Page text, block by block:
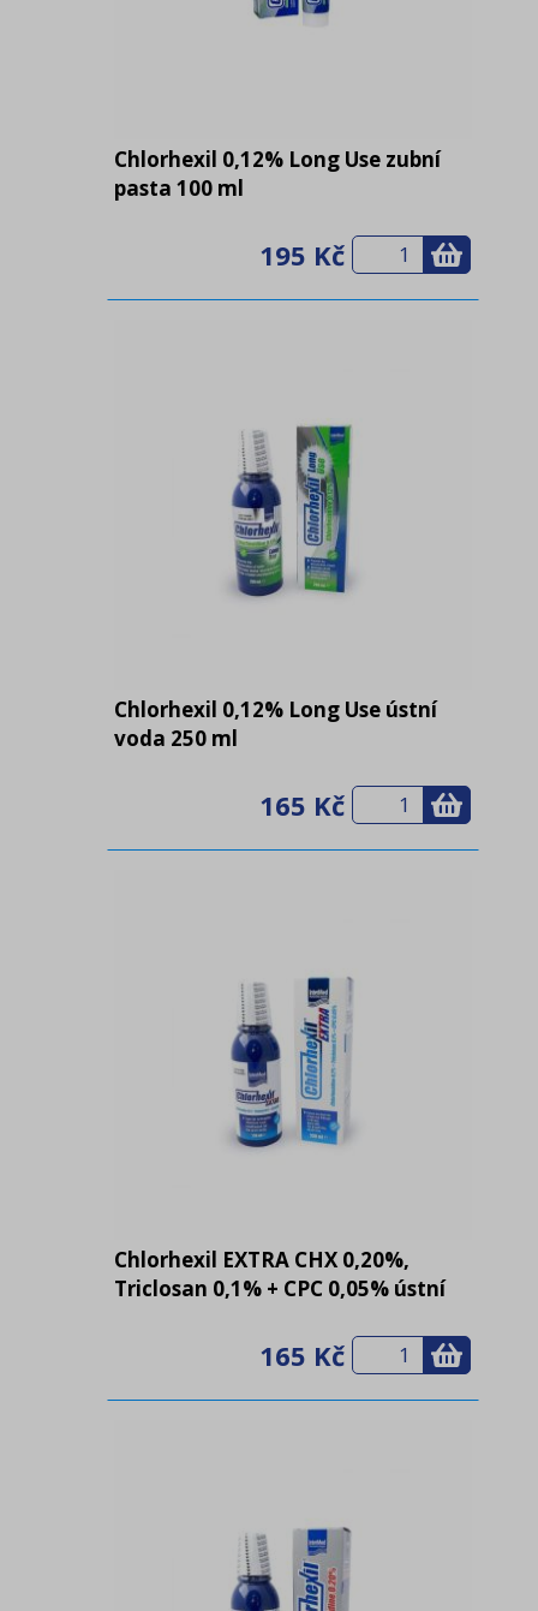
Chlorhexil 0,12% Long Use zubní
pasta 100 ml
195 Kč
Chlorhexil 0,12% Long Use ústní
voda 250 ml
165 Kč
Chlorhexil EXTRA CHX 0,20%,
Triclosan 0,1% + CPC 0,05% ústní
165 Kč